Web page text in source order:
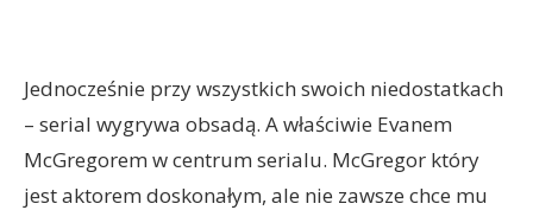
Jednocześnie przy wszystkich swoich niedostatkach
– serial wygrywa obsadą. A właściwie Evanem
McGregorem w centrum serialu. McGregor który
jest aktorem doskonałym, ale nie zawsze chce mu